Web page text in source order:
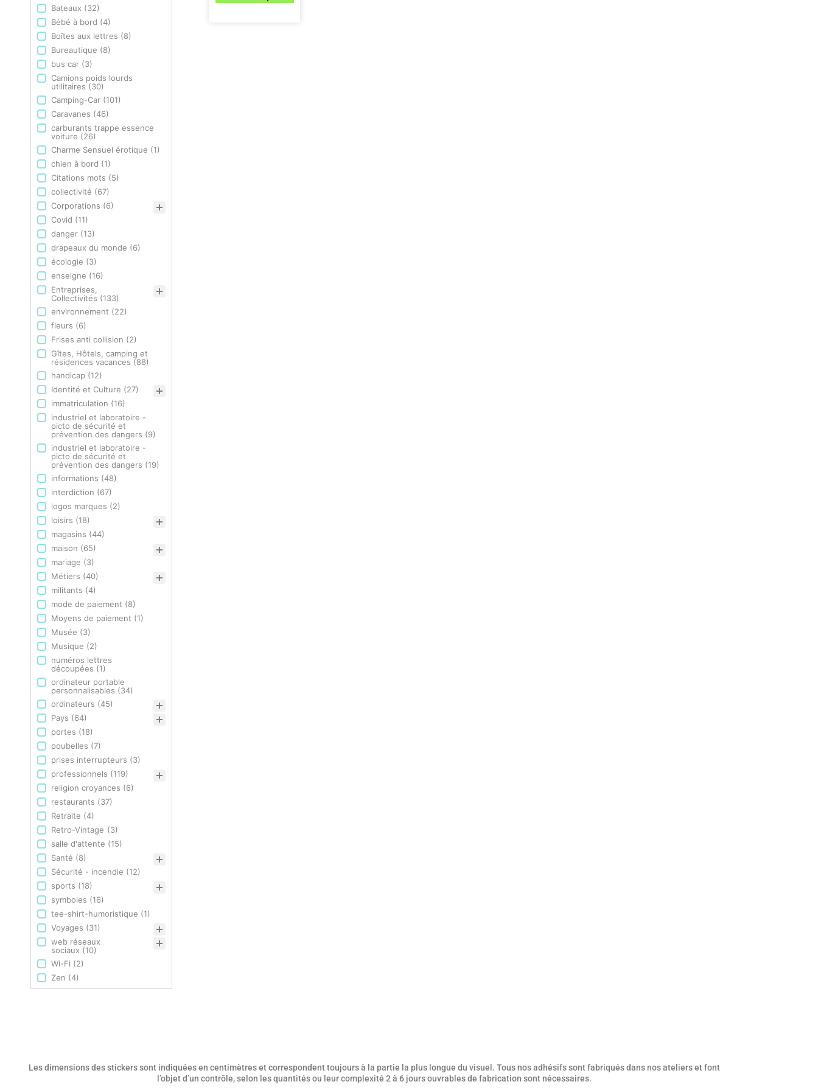
Bateaux (32)
Bébé à bord (4)
Boîtes aux lettres (8)
Bureautique (8)
bus car (3)
Camions poids lourds
utilitaires(30)
Camping-Car (101)
Caravanes (46)
carburants trappe essence
voiture (26)
Charme Sensuel érotique (1)
chien à bord (1)
Citations mots (5)
collectivité (67)
Corporations (6)
Covid (11)
danger (13)
drapeaux du monde (6)
écologie (3)
enseigne (16)
Entreprises,
Collectivités (133)
environnement (22)
fleurs (6)
Frises anti collision (2)
Gîtes, Hôtels, camping et
résidences vacances (88)
handicap (12)
Identité et Culture (27)
immatriculation (16)
industriel et laboratoire -
picto de sécurité et
prévention des dangers (9)
industriel et laboratoire -
picto de sécurité et
prévention des dangers (19)
informations (48)
interdiction (67)
logos marques (2)
loisirs (18)
magasins (44)
maison (65)
mariage (3)
Métiers (40)
militants (4)
mode de paiement (8)
Moyens de paiement (1)
Musée (3)
Musique (2)
numéros lettres
découpées (1)
ordinateur portable
personnalisables (34)
ordinateurs (45)
Pays (64)
portes (18)
poubelles (7)
prises interrupteurs (3)
professionnels (119)
religion croyances (6)
restaurants (37)
Retraite (4)
Retro-Vintage (3)
salle d'attente (15)
Santé (8)
Sécurité - incendie (12)
sports (18)
symboles (16)
tee-shirt-humoristique (1)
Voyages (31)
web réseaux
sociaux (10)
Wi-Fi (2)
Zen (4)
Les dimensions des stickers sont indiquées en centimètres et correspondent toujours à la partie la plus longue du visuel. Tous nos adhésifs sont fabriqués dans nos ateliers et font
l’objet d’un contrôle, selon les quantités ou leur complexité 2 à 6 jours ouvrables de fabrication sont nécessaires.